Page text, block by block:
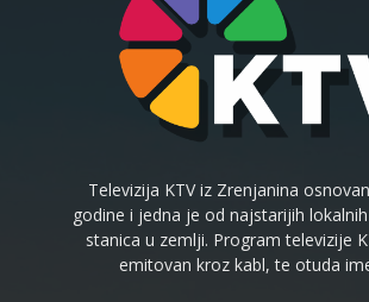
Televizija KTV iz Zrenjanina
godine i jedna je od najstarijih
stanica u zemlji. Program televizije
emitovan kroz kabl, te otuda